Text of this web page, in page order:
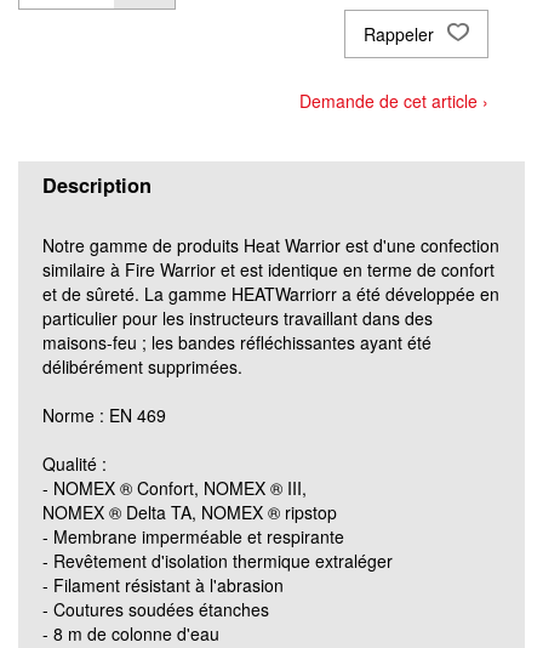
LN
LL
XLN
XLL
XXLK
Rappeler
Demande de cet article ›
Description
Notre gamme de produits Heat Warrior est d'une confection
similaire à Fire Warrior et est identique en terme de confort
et de sûreté. La gamme HEATWarriorr a été développée en
particulier pour les instructeurs travaillant dans des
maisons-feu ; les bandes réfléchissantes ayant été
délibérément supprimées.
Norme : EN 469
Qualité :
- NOMEX ® Confort, NOMEX ® III,
NOMEX ® Delta TA, NOMEX ® ripstop
- Membrane imperméable et respirante
- Revêtement d'isolation thermique extraléger
- Filament résistant à l'abrasion
- Coutures soudées étanches
- 8 m de colonne d'eau